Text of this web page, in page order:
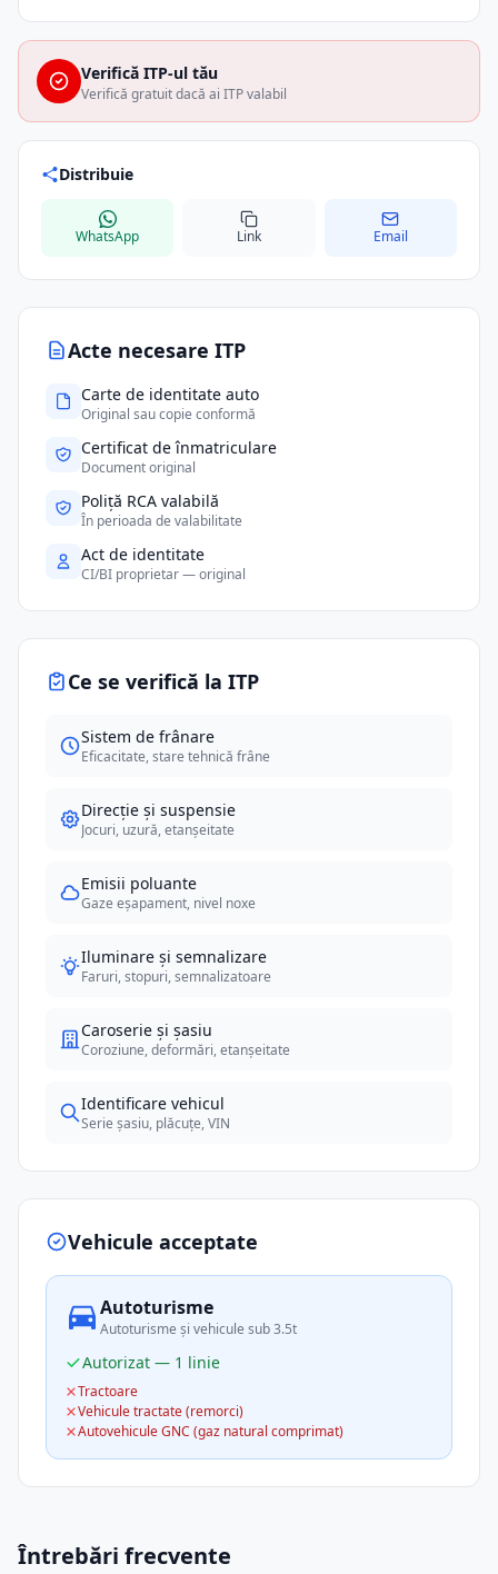
Acte necesare ITP
Carte de identitate auto
Original sau copie conformă
Certificat de înmatriculare
Document original
Poliță RCA valabilă
În perioada de valabilitate
Act de identitate
CI/BI proprietar — original
Ce se verifică la ITP
Sistem de frânare
Eficacitate, stare tehnică frâne
Direcție și suspensie
Jocuri, uzură, etanșeitate
Emisii poluante
Gaze eșapament, nivel noxe
Iluminare și semnalizare
Faruri, stopuri, semnalizatoare
Caroserie și șasiu
Coroziune, deformări, etanșeitate
Identificare vehicul
Serie șasiu, plăcuțe, VIN
Vehicule acceptate
Autoturisme
Autoturisme și vehicule sub 3.5t
Autorizat — 1 linie
Tractoare
Vehicule tractate (remorci)
Autovehicule GNC (gaz natural comprimat)
Verifică ITP-ul tău
Verifică gratuit dacă ai ITP valabil
Distribuie
WhatsApp Link Email
Întrebări frecvente